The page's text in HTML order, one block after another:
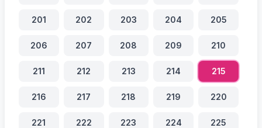
201 202 203 204 205
206 207 208 209 210
211 212 213 214 215
216 217 218 219 220
221 222 223 224 225